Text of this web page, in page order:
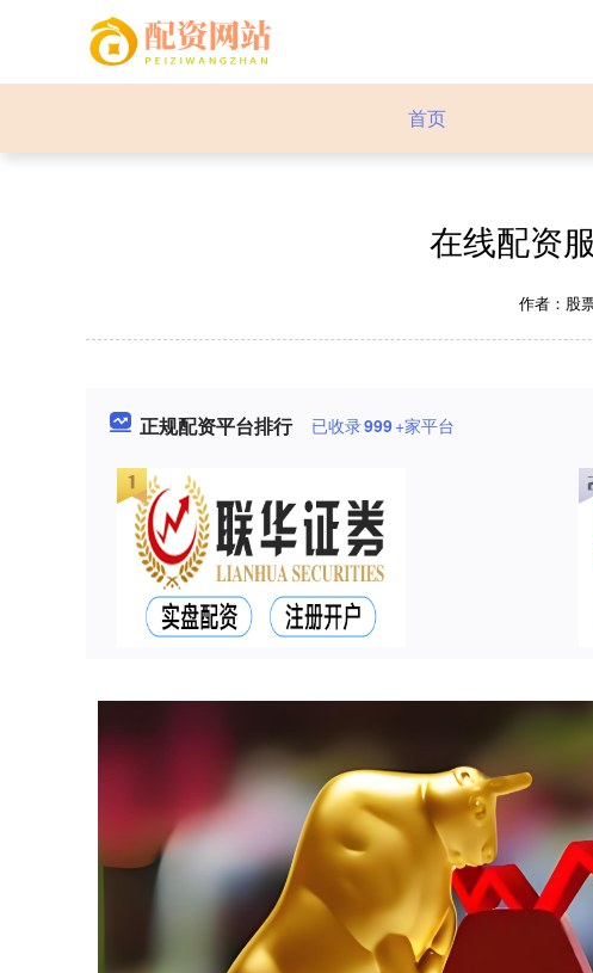
首页
在线配资
作者：股
正规配资平台排行 已收录999+家平台